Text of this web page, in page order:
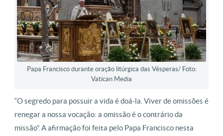
Papa Francisco durante oração litúrgica das Vésperas/ Foto:
Vatican Media
“O segredo para possuir a vida é doá-la. Viver de omissões é
renegar a nossa vocação: a omissão é o contrário da
missão”. A afirmação foi feita pelo Papa Francisco nesta